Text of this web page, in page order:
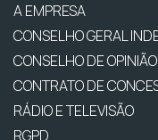
A EMPRESA
CONSELHO GERAL
CONSELHO DE OPINIÃO
CONTRATO DE
RÁDIO E TELEVISÃO
RGPD